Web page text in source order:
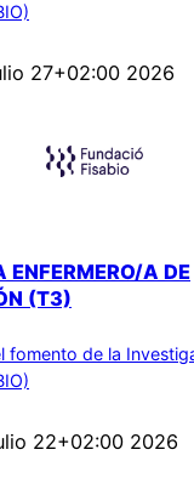
27+02:00 2026
A DE
(T3)
fomento de la
22+02:00 2026